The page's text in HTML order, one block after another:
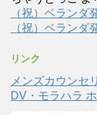
（祝）ベランダ
（祝）ベランダ
リンク
メンズカウンセ
DV・モラハラ